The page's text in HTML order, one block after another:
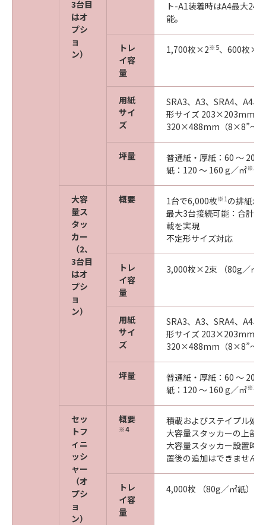
3台目
はオ
プシ
ョ
ン）
ト-A1装着時はA4最大
能。
トレ
イ容
量
1,700枚×2※5、600枚×2
用紙
サイ
ズ
SRA3、A3、SRA4、A4、
形サイズ 203×203mm～
320×488mm（8×8”～
坪量
普通紙・厚紙：60 ～ 200
紙：120 ～ 160 g／㎡※3
大容
量ス
タッ
カー
（2、
3台目
はオ
プシ
ョ
ン）
概要 1台で6,000枚※1 の排紙が
最大3台接続可能：合計
載を実現
不定形サイズ対応
トレ
イ容
量
3,000枚×2束 （80g／㎡
用紙
サイ
ズ
SRA3、A3、SRA4、A4、
形サイズ 203×203mm～
320×488mm（8×8”～
坪量
普通紙・厚紙：60 ～ 200
紙：120 ～ 160 g／㎡※3
セッ
トフ
ィニ
ッシ
ャー
（オ
プシ
ョ
ン）
概要
※4
積載およびステイプル処
大容量スタッカーの上部
大容量スタッカー設置時
置後の追加はできません
トレ
イ容
量
4,000枚 （80g／㎡紙）